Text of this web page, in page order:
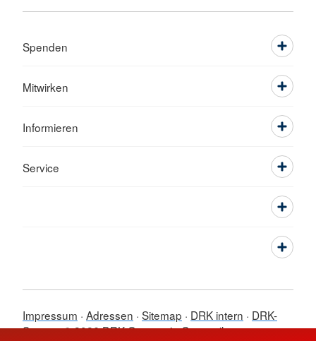
Spenden
Mitwirken
Informieren
Service
Impressum Adressen Sitemap DRK intern
DRK-
Server © 2026 DRK-Ortsverein Gersweiler